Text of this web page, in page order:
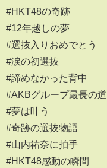
#HKT48の奇跡
#12年越しの夢
#選抜入りおめでとう
#涙の初選抜
#諦めなかった背中
#AKBグループ最長の道
#夢は叶う
#奇跡の選抜物語
#山内祐奈に拍手
#HKT48感動の瞬間